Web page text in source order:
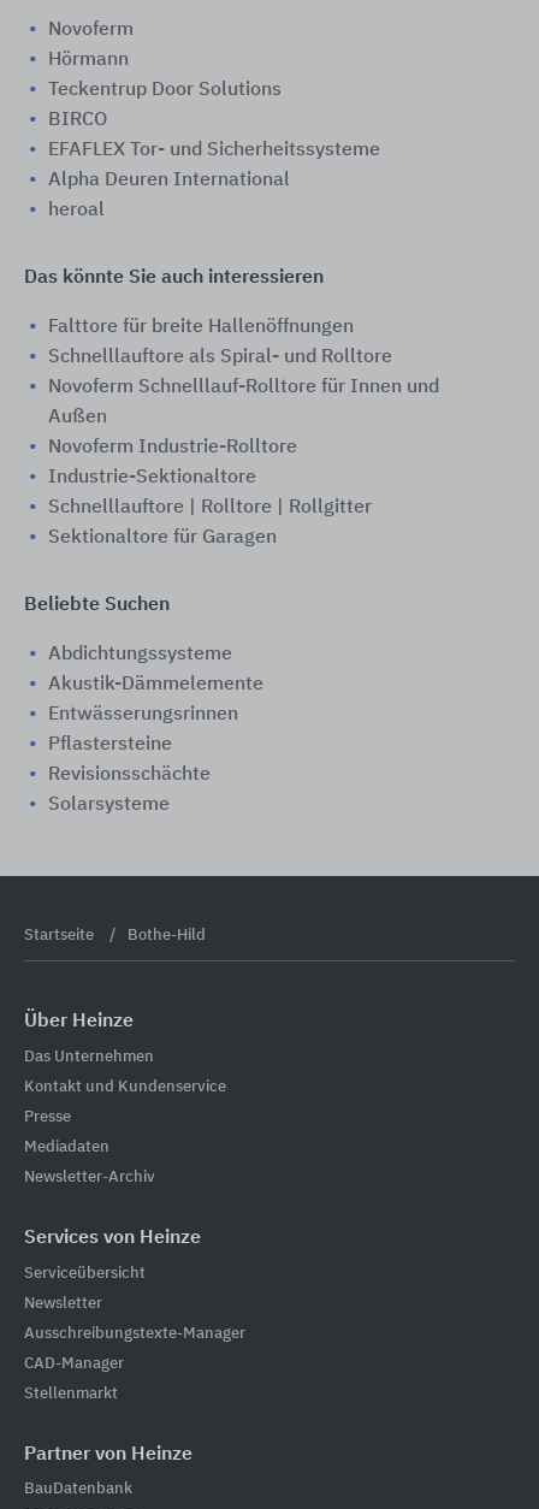
Novoferm
Hörmann
Teckentrup Door Solutions
BIRCO
EFAFLEX Tor- und Sicherheitssysteme
Alpha Deuren International
heroal
Das könnte Sie auch interessieren
Falttore für breite Hallenöffnungen
Schnelllauftore als Spiral- und Rolltore
Novoferm Schnelllauf-Rolltore für Innen und
Außen
Novoferm Industrie-Rolltore
Industrie-Sektionaltore
Schnelllauftore | Rolltore | Rollgitter
Sektionaltore für Garagen
Beliebte Suchen
Abdichtungssysteme
Akustik-Dämmelemente
Entwässerungsrinnen
Pflastersteine
Revisionsschächte
Solarsysteme
Startseite Bothe-Hild
Über Heinze
Das Unternehmen
Kontakt und Kundenservice
Presse
Mediadaten
Newsletter-Archiv
Services von Heinze
Serviceübersicht
Newsletter
Ausschreibungstexte-Manager
CAD-Manager
Stellenmarkt
Partner von Heinze
BauDatenbank